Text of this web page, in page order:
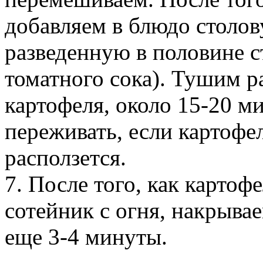
добавляем в блюдо
разведенную в половине
томатного сока). Тушим
картофеля, около 15-20
переживать, если
расползется.
7. После того, как
сотейник с огня,
еще 3-4 минуты.